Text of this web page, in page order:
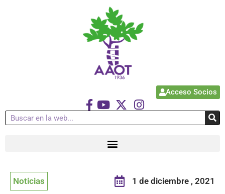
Acceso Socios
Noticias 1 de diciembre , 2021